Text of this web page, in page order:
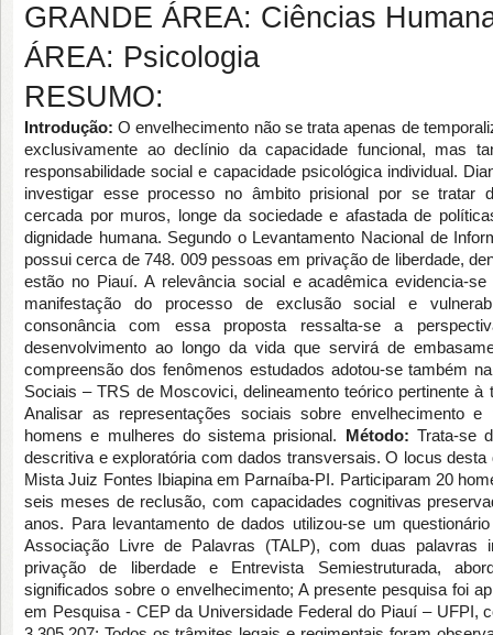
GRANDE ÁREA: Ciências
ÁREA: Psicologia
RESUMO:
Introdução: O envelhecimento não se trata apenas de
exclusivamente ao declínio da capacidade funcional, mas
responsabilidade social e capacidade psicológica individual.
investigar esse processo no âmbito prisional por se tratar
cercada por muros, longe da sociedade e afastada de
dignidade humana. Segundo o Levantamento Nacional de
possui cerca de 748. 009 pessoas em privação de liberdade,
estão no Piauí. A relevância social e acadêmica evidencia-
manifestação do processo de exclusão social e
consonância com essa proposta ressalta-se a
desenvolvimento ao longo da vida que servirá de
compreensão dos fenômenos estudados adotou-se também
Sociais – TRS de Moscovici, delineamento teórico pertinente
Analisar as representações sociais sobre envelhecimento e
homens e mulheres do sistema prisional.
Método: Trata-se
descritiva e exploratória com dados transversais. O locus desta
Mista Juiz Fontes Ibiapina em Parnaíba-PI. Participaram 20
seis meses de reclusão, com capacidades cognitivas
anos. Para levantamento de dados utilizou-se um
Associação Livre de Palavras (TALP), com duas palavras
privação de liberdade e Entrevista Semiestruturada,
significados sobre o envelhecimento; A presente pesquisa foi
em Pesquisa - CEP da Universidade Federal do Piauí – UFPI,